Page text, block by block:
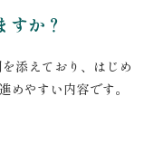
すか？
添えており、はじめ
めやすい内容です。